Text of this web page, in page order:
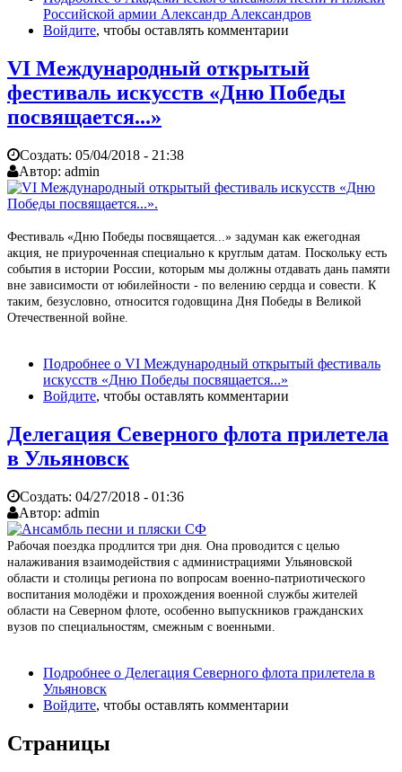
Российской армии Александр Александров
Войдите, чтобы оставлять комментарии
VI Международный открытый
фестиваль искусств «Дню Победы
посвящается...»
Создать: 05/04/2018 - 21:38
Автор: admin
Фестиваль «Дню Победы посвящается...» задуман как ежегодная
акция, не приуроченная специально к круглым датам. Поскольку есть
события в истории России, которым мы должны отдавать дань памяти
вне зависимости от юбилейности - по велению сердца и совести. К
таким, безусловно, относится годовщина Дня Победы в Великой
Отечественной войне.
Подробнее о VI Международный открытый фестиваль
искусств «Дню Победы посвящается...»
Войдите, чтобы оставлять комментарии
Делегация Северного флота прилетела
в Ульяновск
Создать: 04/27/2018 - 01:36
Автор: admin
Рабочая поездка продлится три дня. Она проводится с целью
налаживания взаимодействия с администрациями Ульяновской
области и столицы региона по вопросам военно-патриотического
воспитания молодёжи и прохождения военной службы жителей
области на Северном флоте, особенно выпускников гражданских
вузов по специальностям, смежным с военными.
Подробнее о Делегация Северного флота прилетела в
Ульяновск
Войдите, чтобы оставлять комментарии
Страницы